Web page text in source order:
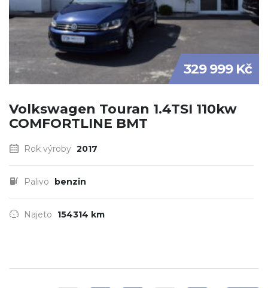
329 999 Kč
Volkswagen Touran 1.4TSI 110kw
COMFORTLINE BMT
Rok výroby 2017
Palivo benzin
Najeto 154314 km